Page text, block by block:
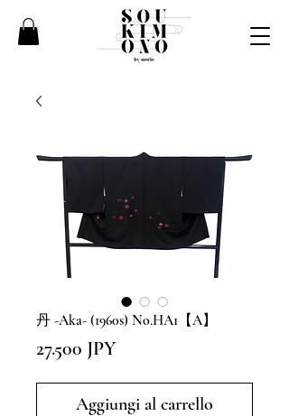
丹 -Aka- (1960s) No.HA1【A】
27.500 JPYPrezzo
Aggiungi al carrello